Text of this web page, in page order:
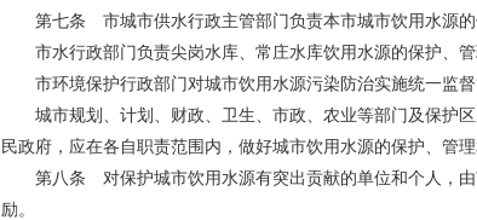
第七条 市城市供水行政主管部门负责本市城市饮用水源的
市水行政部门负责尖岗水库、常庄水库饮用水源的保护、管
市环境保护行政部门对城市饮用水源污染防治实施统一监督
城市规划、计划、财政、卫生、市政、农业等部门及保护区
民政府，应在各自职责范围内，做好城市饮用水源的保护、管理
第八条 对保护城市饮用水源有突出贡献的单位和个人，由
励。